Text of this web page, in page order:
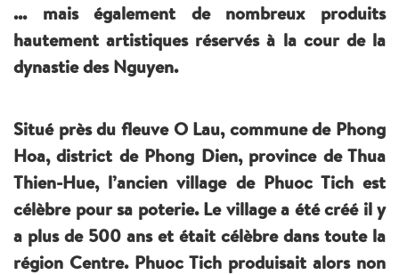
... mais également de nombreux produits
hautement artistiques réservés à la cour de la
dynastie des Nguyen.
Situé près du fleuve O Lau, commune de Phong
Hoa, district de Phong Dien, province de Thua
Thien-Hue, l’ancien village de Phuoc Tich est
célèbre pour sa poterie. Le village a été créé il y
a plus de 500 ans et était célèbre dans toute la
région Centre. Phuoc Tich produisait alors non